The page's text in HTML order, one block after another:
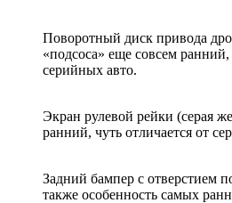
Поворотный диск привода
«подсоса» еще совсем ранний,
серийных авто.
Экран рулевой рейки (серая
ранний, чуть отличается от
Задний бампер с отверстием
также особенность самых